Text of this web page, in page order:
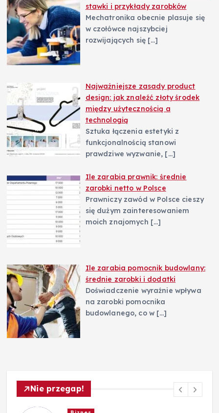
stawki i przykłady zarobków
Mechatronika obecnie plasuje się
w czołówce najszybciej
rozwijających się […]
Najważniejsze zasady product
design: jak znaleźć złoty środek
między użytecznością a
technologią
Sztuka łączenia estetyki z
funkcjonalnością stanowi
prawdziwe wyzwanie, […]
Ile zarabia prawnik: średnie
zarobki netto w Polsce
Prawniczy zawód w Polsce cieszy
się dużym zainteresowaniem
moich znajomych […]
Ile zarabia pomocnik budowlany:
średnie zarobki i dodatki
Doświadczenie wyraźnie wpływa
na zarobki pomocnika
budowlanego, co w […]
Nie przegap!